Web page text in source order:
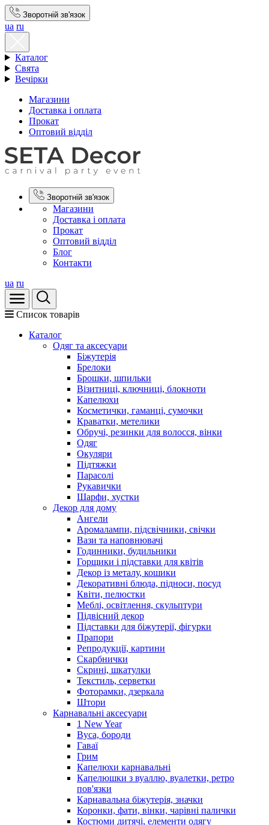
Зворотній зв'язок
ua ru
Каталог
Свята
Вечірки
Магазини
Доставка і оплата
Прокат
Оптовий відділ
Зворотній зв'язок
Магазини
Доставка і оплата
Прокат
Оптовий відділ
Блог
Контакти
ua ru
Список товарів
Каталог
Oдяг та аксесуари
Біжутерія
Брелоки
Брошки, шпильки
Візитниці, ключниці, блокноти
Капелюхи
Косметички, гаманці, сумочки
Краватки, метелики
Обручі, резинки для волосся, вінки
Одяг
Окуляри
Підтяжки
Парасолі
Рукавички
Шарфи, хустки
Декор для дому
Ангели
Аромалампи, підсвічники, свічки
Вази та наповнювачі
Годинники, будильники
Горщики і підставки для квітів
Декор із металу, кошики
Декоративні блюда, підноси, посуд
Квіти, пелюстки
Меблі, освітлення, скульптури
Підвісний декор
Підставки для біжутерії, фігурки
Прапори
Репродукції, картини
Скарбнички
Скрині, шкатулки
Текстиль, серветки
Фоторамки, дзеркала
Штори
Карнавальні аксесуари
1 New Year
Вуса, бороди
Гаваї
Грим
Капелюхи карнавальні
Капелюшки з вуаллю, вуалетки, ретро
пов'язки
Карнавальна біжутерія, значки
Коронки, фати, вінки, чарівні палички
Костюми дитячі, елементи одягу